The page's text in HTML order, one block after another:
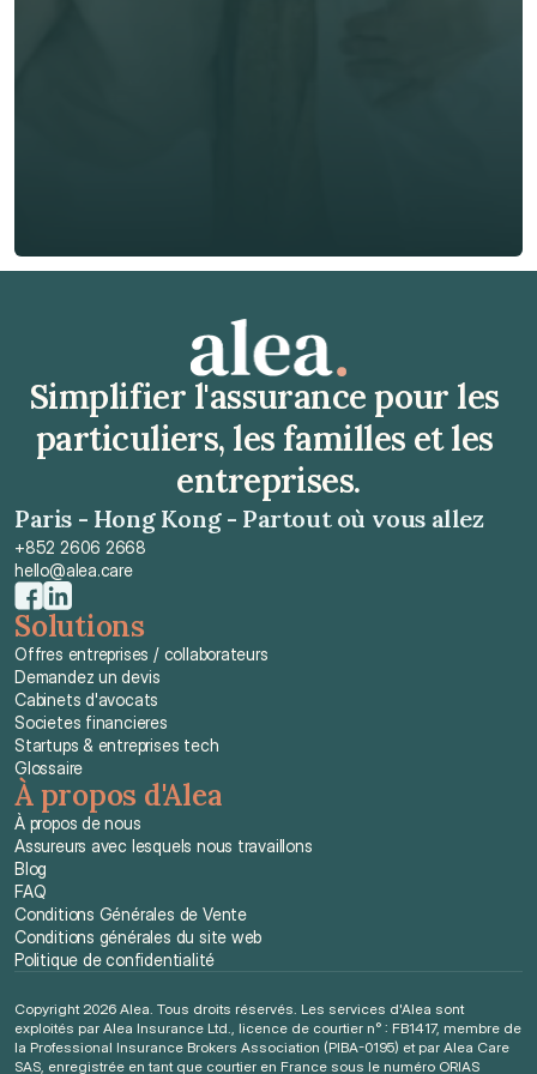
Obtenir un devis gratuit
Simplifier l'assurance pour les
particuliers, les familles et les
entreprises.
Paris - Hong Kong - Partout où vous allez
+852 2606 2668
hello@alea.care
Solutions
Offres entreprises / collaborateurs
Demandez un devis
Cabinets d'avocats
Societes financieres
Startups & entreprises tech
Glossaire
À propos d'Alea
À propos de nous
Assureurs avec lesquels nous travaillons
Blog
FAQ
Conditions Générales de Vente
Conditions générales du site web
Politique de confidentialité
Copyright 2026 Alea. Tous droits réservés. Les services d'Alea sont
exploités par Alea Insurance Ltd., licence de courtier n° : FB1417, membre de
la Professional Insurance Brokers Association (PIBA-0195) et par Alea Care
SAS, enregistrée en tant que courtier en France sous le numéro ORIAS